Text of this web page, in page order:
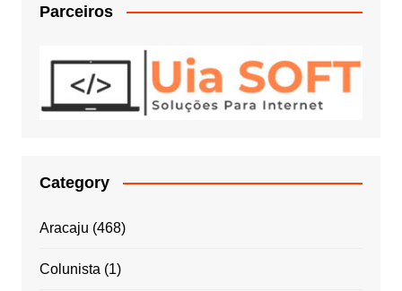
Parceiros
Category
Aracaju (468)
Colunista (1)